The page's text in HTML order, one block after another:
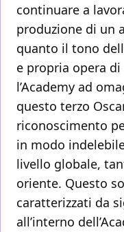
continuare a
produzione di un
quanto il tono
e propria opera
l’Academy ad
questo terzo
riconoscimento
in modo
livello globale,
oriente. Questo
caratterizzati da
all’interno